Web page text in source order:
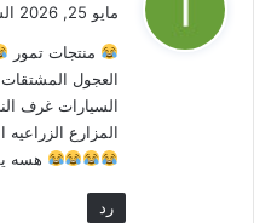
ل
مايو 25, 2026 الساعة 1:58 ص
منتجات تمور
العجول
السيارات غرف
المزارع الزراعيه
هسه
رد